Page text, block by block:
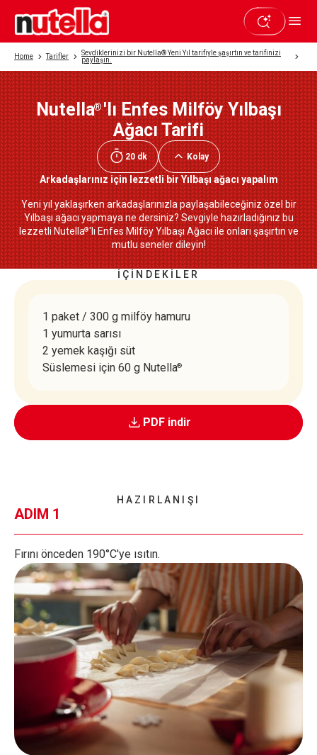
Home Tarifler
Sevdiklerinizi bir Nutella® Yeni Yıl tarifiyle şaşırtın ve tarifinizi
paylaşın.
Nutella®'lı Enfes Milföy Yılbaşı
Ağacı Tarifi
20 dk Kolay
Arkadaşlarınız için lezzetli bir Yılbaşı ağacı yapalım
Yeni yıl yaklaşırken arkadaşlarınızla paylaşabileceğiniz özel bir
Yılbaşı ağacı yapmaya ne dersiniz? Sevgiyle hazırladığınız bu
lezzetli Nutella®'lı Enfes Milföy Yılbaşı Ağacı ile onları şaşırtın ve
mutlu seneler dileyin!
Beğendiyseniz paylaşın
İÇİNDEKİLER
1 paket / 300 g milföy hamuru
1 yumurta sarısı
2 yemek kaşığı süt
Süslemesi için 60 g Nutella®
PDF indir
HAZIRLANIŞI
ADIM 1
Fırını önceden 190°C'ye ısıtın.